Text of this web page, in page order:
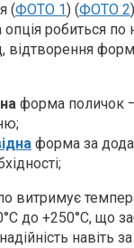
(ФОТО 1) (ФОТО 2
робиться по
відтворення
форма поличок
форма за
витримує
до +250°C, що
навіть